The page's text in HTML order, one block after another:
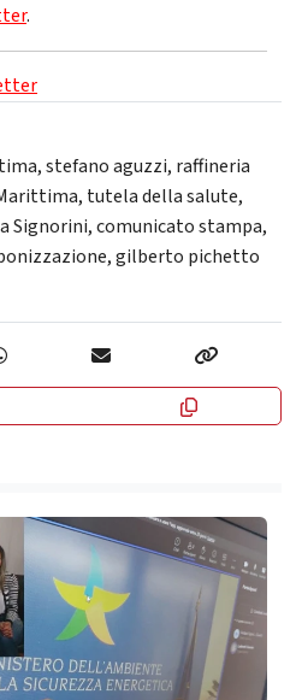
.
,stefano aguzzi, raffineria
, tutela della salute,
Signorini,comunicato stampa,
,gilberto pichetto